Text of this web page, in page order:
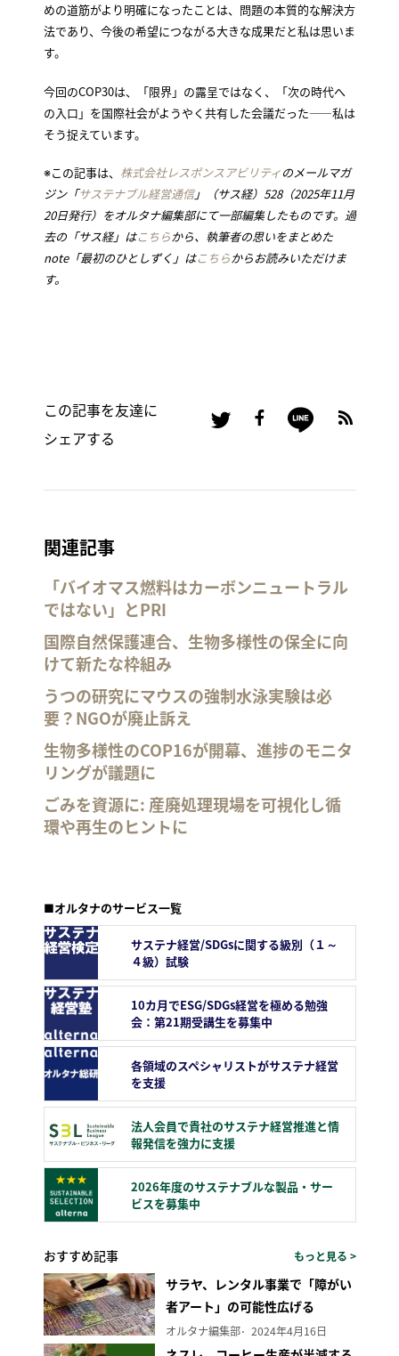
めの道筋がより明確になったことは、問題の本質的な解決方
法であり、今後の希望につながる大きな成果だと私は思いま
す。
今回のCOP30は、「限界」の露呈ではなく、「次の時代へ
の入口」を国際社会がようやく共有した会議だった——私は
そう捉えています。
※この記事は、 株式会社レスポンスアビリティのメールマガ
ジン「サステナブル経営通信」（サス経）528（2025年11月
20日発行）をオルタナ編集部にて一部編集したものです。過
去の「サス経」はこちらから、執筆者の思いをまとめた
note「最初のひとしずく」はこちらからお読みいただけま
す。
この記事を友達に
シェアする
関連記事
「バイオマス燃料はカーボンニュートラル
ではない」とPRI
国際自然保護連合、生物多様性の保全に向
けて新たな枠組み
うつの研究にマウスの強制水泳実験は必
要？NGOが廃止訴え
生物多様性のCOP16が開幕、進捗のモニタ
リングが議題に
ごみを資源に: 産廃処理現場を可視化し循
環や再生のヒントに
■オルタナのサービス一覧
サステナ経営/SDGsに関する級別（１～
４級）試験
10カ月でESG/SDGs経営を極める勉強
会：第21期受講生を募集中
各領域のスペシャリストがサステナ経営
を支援
法人会員で貴社のサステナ経営推進と情
報発信を強力に支援
2026年度のサステナブルな製品・サー
ビスを募集中
おすすめ記事 もっと見る >
サラヤ、レンタル事業で「障がい
者アート」の可能性広げる
オルタナ編集部 2024年4月16日